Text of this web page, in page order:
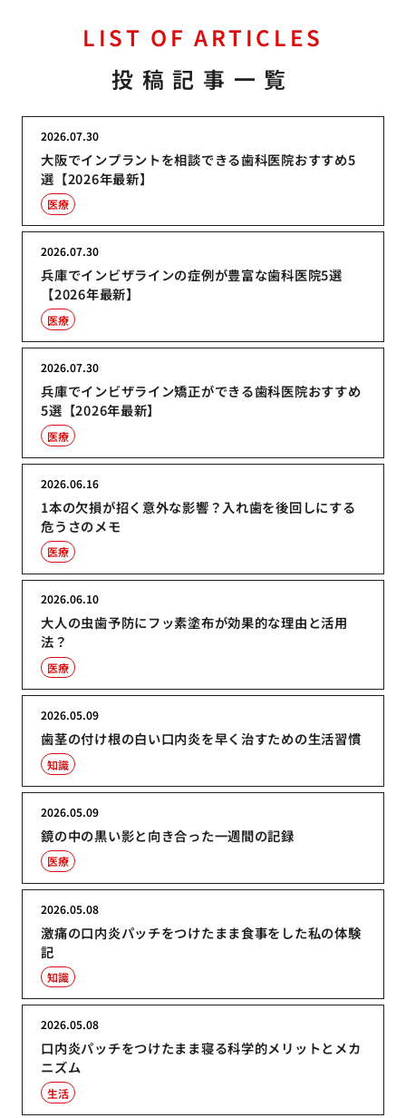
LIST OF ARTICLES
投稿記事一覧
大阪でインプラントを相談できる歯科医院おすすめ5
選【2026年最新】
2026.07.30
医療
兵庫でインビザラインの症例が豊富な歯科医院5選
【2026年最新】
2026.07.30
医療
兵庫でインビザライン矯正ができる歯科医院おすすめ
5選【2026年最新】
2026.07.30
医療
1本の欠損が招く意外な影響？入れ歯を後回しにする
危うさのメモ
2026.06.16
医療
大人の虫歯予防にフッ素塗布が効果的な理由と活用
法？
2026.06.10
医療
歯茎の付け根の白い口内炎を早く治すための生活習慣
2026.05.09
知識
鏡の中の黒い影と向き合った一週間の記録
2026.05.09
医療
激痛の口内炎パッチをつけたまま食事をした私の体験
記
2026.05.08
知識
口内炎パッチをつけたまま寝る科学的メリットとメカ
ニズム
2026.05.08
生活